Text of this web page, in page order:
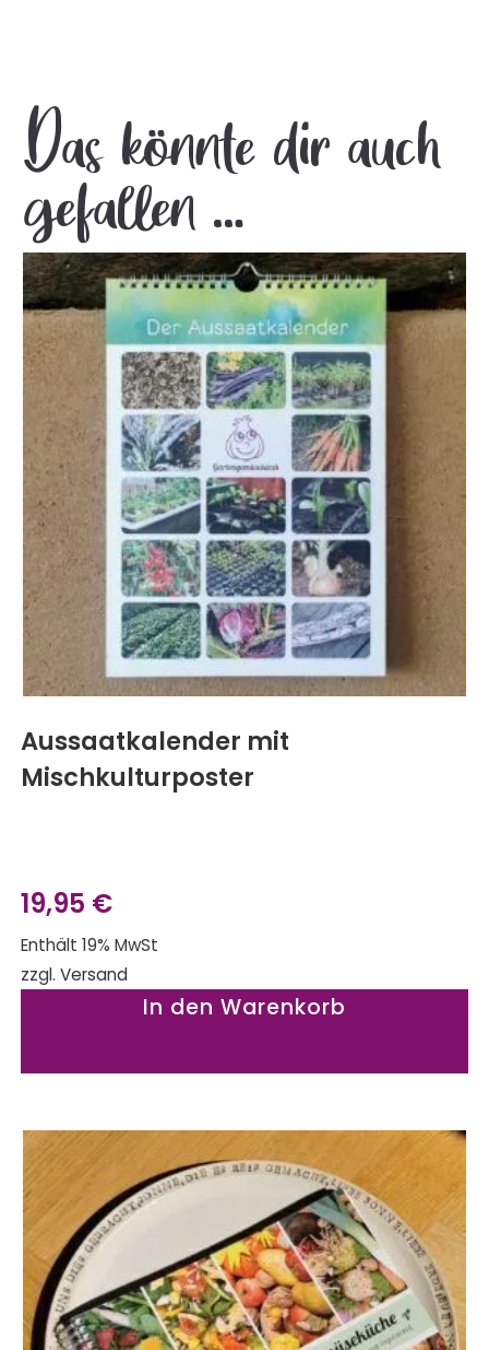
Das könnte dir auch
gefallen …
Aussaatkalender mit
Mischkulturposter
19,95 €
Enthält 19% MwSt
zzgl. Versand
In den Warenkorb